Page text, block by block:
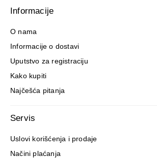
Informacije
O nama
Informacije o dostavi
Uputstvo za registraciju
Kako kupiti
Najčešća pitanja
Servis
Uslovi korišćenja i prodaje
Načini plaćanja